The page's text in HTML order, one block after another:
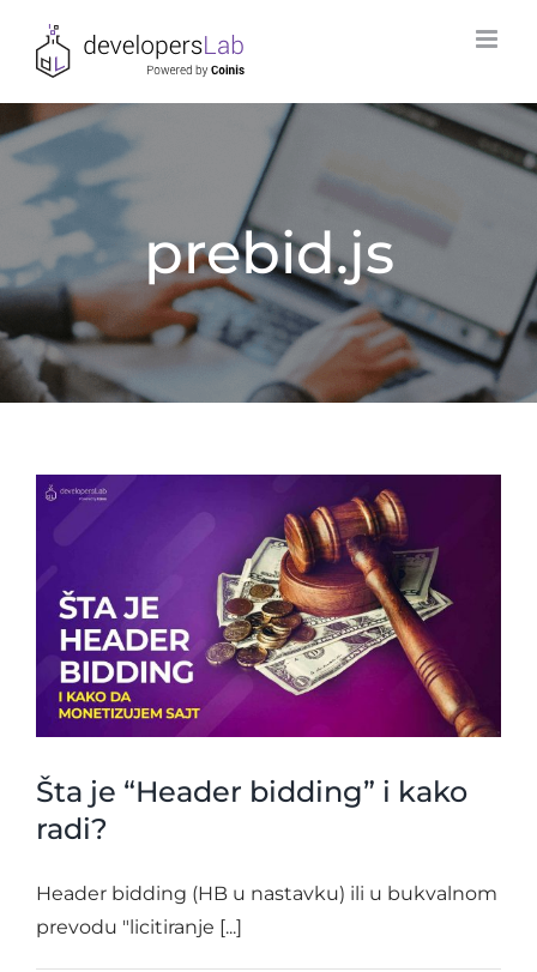
content
prebid.js
Šta je “Header bidding” i kako
radi?
Header bidding (HB u nastavku) ili u bukvalnom
prevodu "licitiranje [...]